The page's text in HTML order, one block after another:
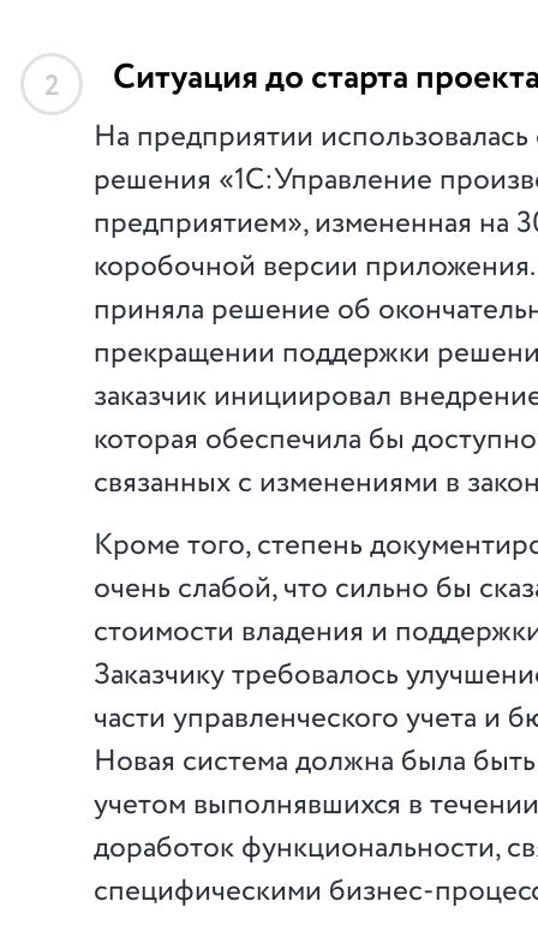
2 Ситуация до старта
На предприятии использовалась
решения «1C:Управление
предприятием», измененная на
коробочной версии
приняла решение об
прекращении поддержки
заказчик инициировал
которая обеспечила бы
связанных с изменениями в
Кроме того, степень
очень слабой, что сильно бы
стоимости владения и
Заказчику требовалось
части управленческого учета и
Новая система должна была
учетом выполнявшихся в
доработок функциональности,
специфическими бизнес-